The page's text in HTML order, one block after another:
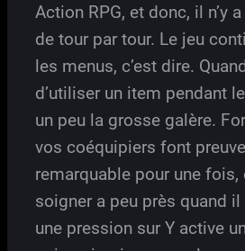
Action RPG, et donc, il n’y
de tour par tour. Le jeu
les menus, c’est dire.
d’utiliser un item pendant
un peu la grosse galère.
vos coéquipiers font
remarquable pour une fois,
soigner a peu près quand
une pression sur Y active